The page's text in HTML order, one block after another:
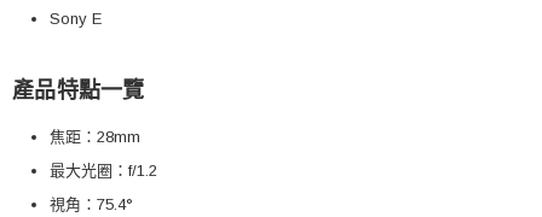
Sony E
產品特點一覽
焦距：28mm
最大光圈：f/1.2
視角：75.4°